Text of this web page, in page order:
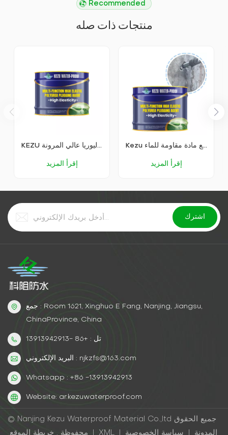
Recommended
منتجات ذات صله
KEZU عامل توصيل البوليوريا عالي المرونة
إقرأ المزيد
Kezu سعر المصنع إصلاح شقوق الطريق انكماش مواد الترقيع مادة مقاومة للماء
إقرأ المزيد
جمع : Room 1621, Xinghuo E Fang, Nanjing, Jiangsu,
ChinaProvince, China
تل : +86 -13913942913
البريد الإلكتروني : njkzfs@163.com
Whatsapp : +86 -13913942913
Website: ar.kezuwaterproof.com
© Nanjing Kezu Waterproof Material Co.,ltd جميع الحقوق
محفوظة .
XML المدونة سياسة الخصوصية